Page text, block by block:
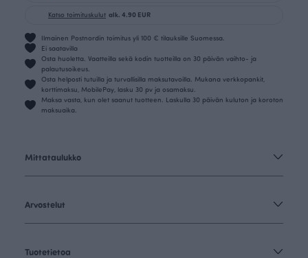
Katso toimituskulut alk. 4.90 EUR
Ilmainen Postnordin toimitus yli 100 € tilauksille Suomessa.
Ei saatavilla
Osta huoletta. Vaatteilla sekä kodin tuotteilla on 30 päivän vaihto- ja
palautusoikeus.
Osta helposti tutuilla ja turvallisilla maksutavoilla. Mukana verkkopankit,
korttimaksu, MobilePay, lasku 30 pv ja osamaksu.
Maksa vasta, kun olet saanut tuotteen. Laskulla 30 päivän kuluton ja koroton
maksuaika.
Mittataulukko
Arvostelut
Tuotetietoa